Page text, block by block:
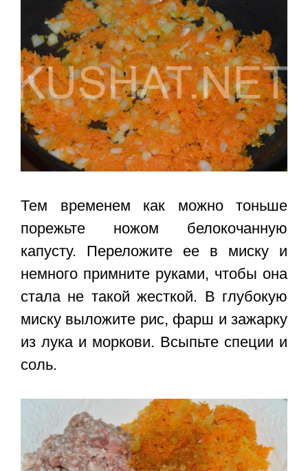
Тем временем как можно тоньше
порежьте ножом белокочанную
капусту. Переложите ее в миску и
немного примните руками, чтобы она
стала не такой жесткой. В глубокую
миску выложите рис, фарш и зажарку
из лука и моркови. Всыпьте специи и
соль.